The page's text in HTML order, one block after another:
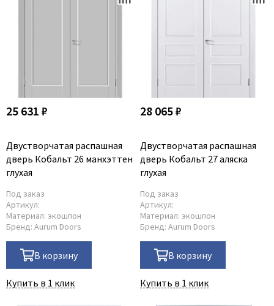
25 631 ₽
Двустворчатая распашная
дверь Кобальт 26 манхэттен
глухая
Под заказ
Артикул:
Материал: экошпон
Бренд: Aurum Doors
В корзину
Купить в 1 клик
28 065 ₽
Двустворчатая распашная
дверь Кобальт 27 аляска
глухая
Под заказ
Артикул:
Материал: экошпон
Бренд: Aurum Doors
В корзину
Купить в 1 клик